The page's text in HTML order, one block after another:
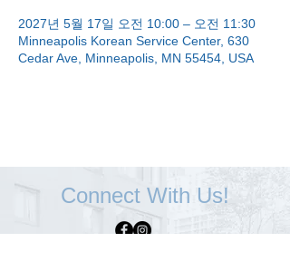
2027년 5월 17일 오전 10:00 – 오전 11:30
Minneapolis Korean Service Center, 630
Cedar Ave, Minneapolis, MN 55454, USA
Connect With Us!